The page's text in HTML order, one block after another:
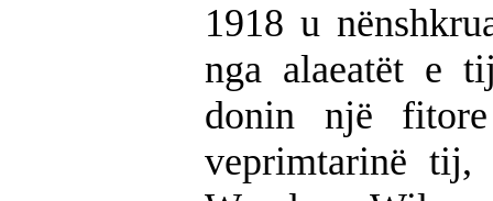
1918 u
nga alaeatët e
donin një
veprimtarinë